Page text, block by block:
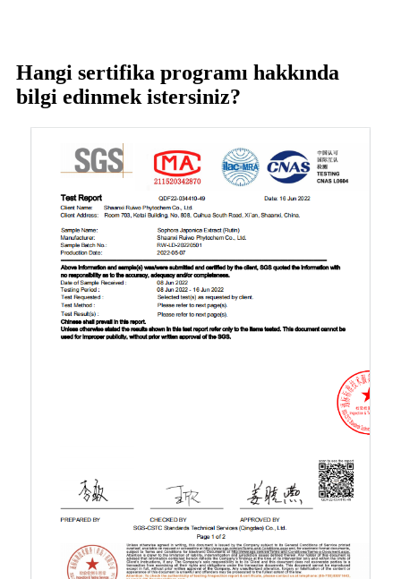
Hangi sertifika programı hakkında
bilgi edinmek istersiniz?